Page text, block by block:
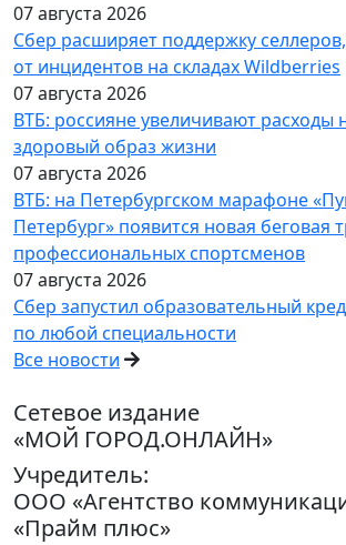
07 августа 2026
Сбер расширяет поддержку
от инцидентов на складах Wildberries
07 августа 2026
ВТБ: россияне увеличивают расходы
здоровый образ жизни
07 августа 2026
ВТБ: на Петербургском марафоне
Петербург» появится новая беговая
профессиональных спортсменов
07 августа 2026
Сбер запустил образовательный
по любой специальности
Все новости
Сетевое издание
«МОЙ ГОРОД.ОНЛАЙН»
Учредитель:
ООО «Агентство
«Прайм плюс»